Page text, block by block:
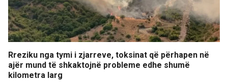
Rreziku nga tymi i zjarreve, toksinat që përhapen në
ajër mund të shkaktojnë probleme edhe shumë
kilometra larg